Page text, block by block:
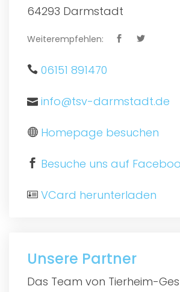
64293 Darmstadt
Weiterempfehlen:
06151 891470
info@tsv-darmstadt.de
Homepage besuchen
Besuche uns auf
VCard herunterladen
Unsere Partner
Das Team von Tierheim-